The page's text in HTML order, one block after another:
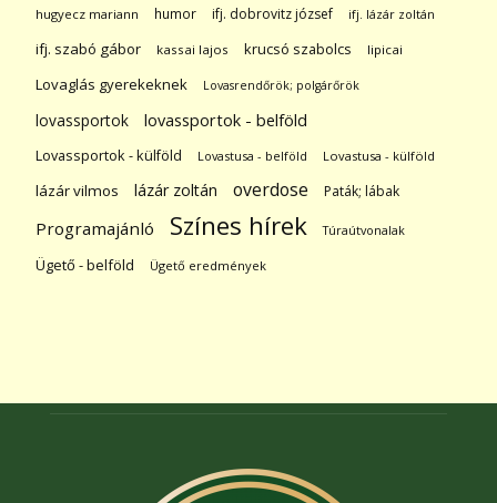
hugyecz mariann humor ifj. dobrovitz józsef ifj. lázár zoltán
ifj. szabó gábor kassai lajos krucsó szabolcs lipicai
Lovaglás gyerekeknek Lovasrendőrök; polgárőrök
lovassportok lovassportok - belföld
Lovassportok - külföld Lovastusa - belföld Lovastusa - külföld
lázár vilmos lázár zoltán overdose Paták; lábak
Programajánló Színes hírek Túraútvonalak
Ügető - belföld Ügető eredmények